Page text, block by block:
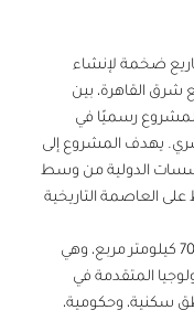
ضخمة لإنشاء
بين
رسميًا في
يهدف المشروع إلى
الدولية من وسط
التاريخية
الإدارية مساحة تزيد عن 700 كيلومتر مربع، وهي
المتقدمة في
وحكومية،